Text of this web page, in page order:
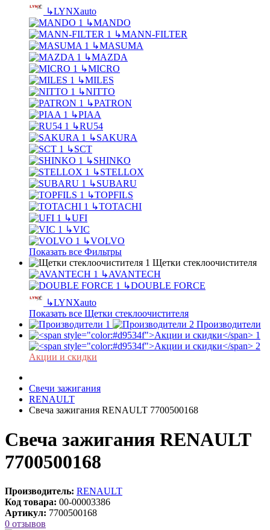
↳LYNXauto
↳MANDO
↳MANN-FILTER
↳MASUMA
↳MAZDA
↳MICRO
↳MILES
↳NITTO
↳PATRON
↳PIAA
↳RU54
↳SAKURA
↳SCT
↳SHINKO
↳STELLOX
↳SUBARU
↳TOPFILS
↳TOTACHI
↳UFI
↳VIC
↳VOLVO
Показать все Фильтры
Щетки стеклоочистителя
↳AVANTECH
↳DOUBLE FORCE
↳LYNXauto
Показать все Щетки стеклоочистителя
Производители
Акции и скидки
Свечи зажигания
RENAULT
Свеча зажигания RENAULT 7700500168
Свеча зажигания RENAULT
7700500168
Производитель: RENAULT
Код товара: 00-00003386
Артикул: 7700500168
0 отзывов